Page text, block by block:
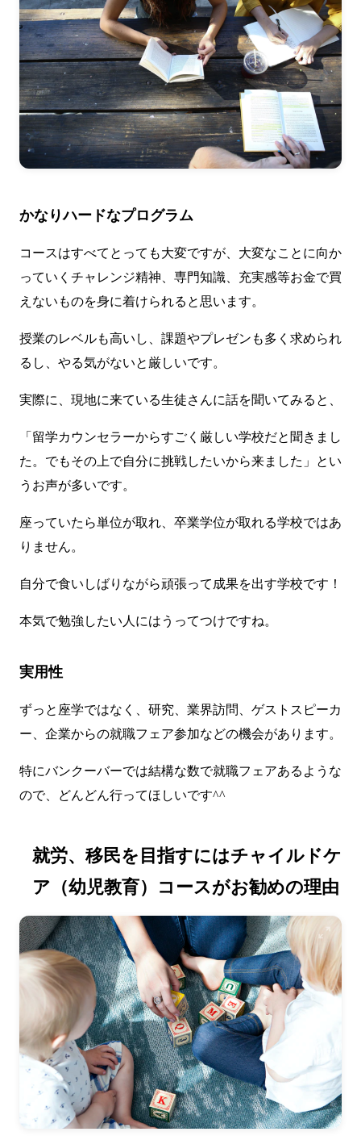
かなりハードなプログラム
コースはすべてとっても大変ですが、大変なことに向か
っていくチャレンジ精神、専門知識、充実感等お金で買
えないものを身に着けられると思います。
授業のレベルも高いし、課題やプレゼンも多く求められ
るし、やる気がないと厳しいです。
実際に、現地に来ている生徒さんに話を聞いてみると、
「留学カウンセラーからすごく厳しい学校だと聞きまし
た。でもその上で自分に挑戦したいから来ました」とい
うお声が多いです。
座っていたら単位が取れ、卒業学位が取れる学校ではあ
りません。
自分で食いしばりながら頑張って成果を出す学校です！
本気で勉強したい人にはうってつけですね。
実用性
ずっと座学ではなく、研究、業界訪問、ゲストスピーカ
ー、企業からの就職フェア参加などの機会があります。
特にバンクーバーでは結構な数で就職フェアあるような
ので、どんどん行ってほしいです^^
就労、移民を目指すにはチャイルドケ
ア（幼児教育）コースがお勧めの理由